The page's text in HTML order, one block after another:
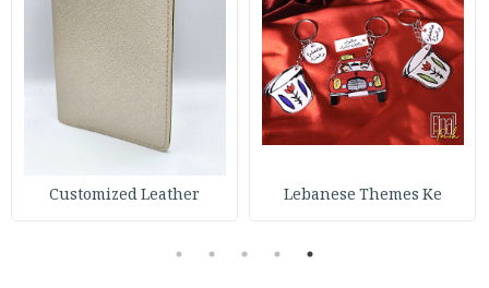
Lebanese Themes Ke
Customized Leather
1
2
3
4
5